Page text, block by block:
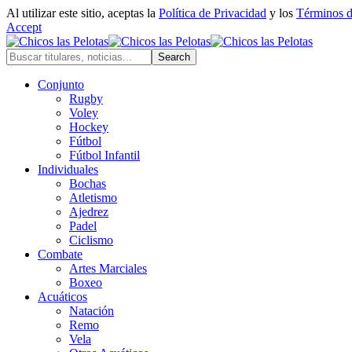
Al utilizar este sitio, aceptas la Política de Privacidad y los Términos
Accept
Conjunto
Rugby
Voley
Hockey
Fútbol
Fútbol Infantil
Individuales
Bochas
Atletismo
Ajedrez
Padel
Ciclismo
Combate
Artes Marciales
Boxeo
Acuáticos
Natación
Remo
Vela